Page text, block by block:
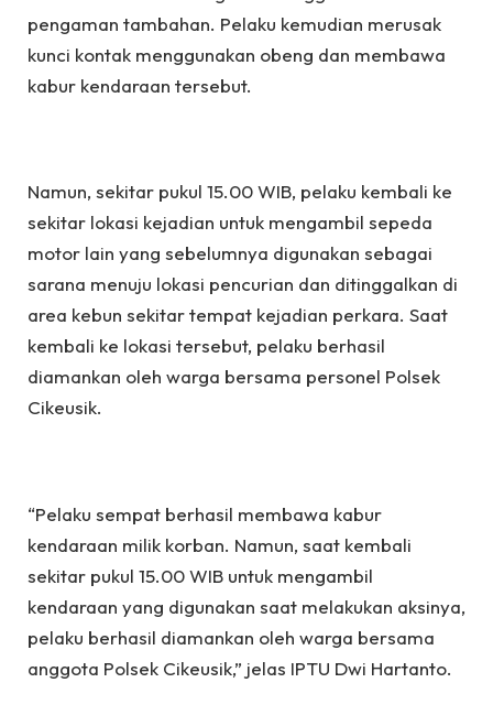
pengaman tambahan. Pelaku kemudian merusak
kunci kontak menggunakan obeng dan membawa
kabur kendaraan tersebut.
Namun, sekitar pukul 15.00 WIB, pelaku kembali ke
sekitar lokasi kejadian untuk mengambil sepeda
motor lain yang sebelumnya digunakan sebagai
sarana menuju lokasi pencurian dan ditinggalkan di
area kebun sekitar tempat kejadian perkara. Saat
kembali ke lokasi tersebut, pelaku berhasil
diamankan oleh warga bersama personel Polsek
Cikeusik.
“Pelaku sempat berhasil membawa kabur
kendaraan milik korban. Namun, saat kembali
sekitar pukul 15.00 WIB untuk mengambil
kendaraan yang digunakan saat melakukan aksinya,
pelaku berhasil diamankan oleh warga bersama
anggota Polsek Cikeusik,” jelas IPTU Dwi Hartanto.